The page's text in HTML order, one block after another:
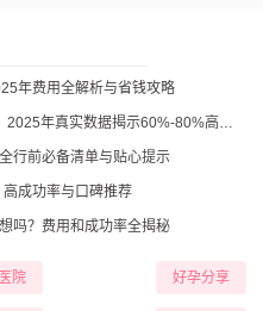
年费用全解析与省钱攻略
真实数据揭示60%-80%高成功妊娠率
行前必备清单与贴心提示
成功率与口碑推荐
吗？费用和成功率全揭秘
院 好孕分享